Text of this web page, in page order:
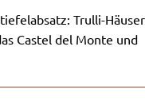
Trulli-Häuser
Castel del Monte und